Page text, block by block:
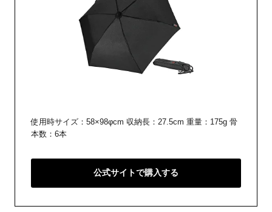
使用時サイズ：58×98φcm 収納長：27.5cm 重量：175g 骨
本数：6本
公式サイトで購入する